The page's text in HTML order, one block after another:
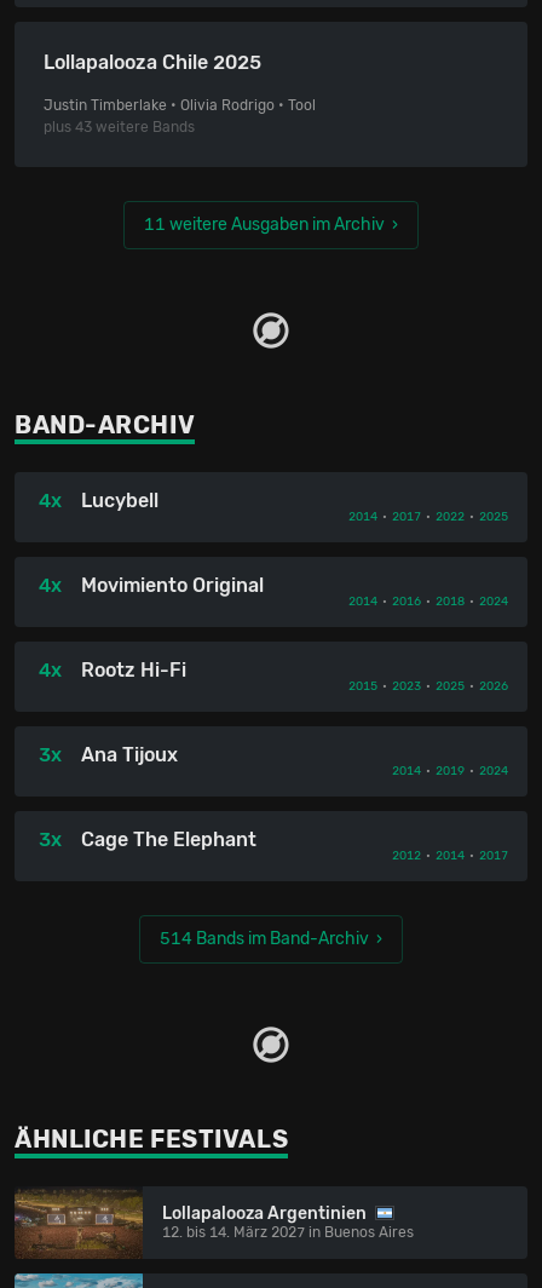
Lollapalooza Chile 2025
Justin Timberlake • Olivia Rodrigo • Tool
plus 43 weitere Bands
11 weitere Ausgaben im Archiv
BAND-ARCHIV
4x Lucybell
2014 • 2017 • 2022 • 2025
4x Movimiento Original
2014 • 2016 • 2018 • 2024
4x Rootz Hi-Fi
2015 • 2023 • 2025 • 2026
3x Ana Tijoux
2014 • 2019 • 2024
3x Cage The Elephant
2012 • 2014 • 2017
514 Bands im Band-Archiv
ÄHNLICHE FESTIVALS
Lollapalooza Argentinien
12. bis 14. März 2027 in Buenos Aires